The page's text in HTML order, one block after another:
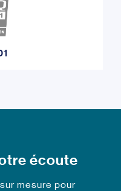
écoute
mesure pour